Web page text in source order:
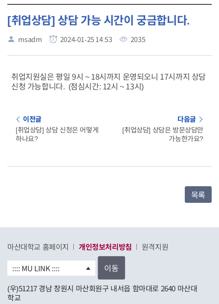
[취업상담] 상담 가능 시간이 궁금합니다.
msadm 2024-01-25 14:53 2035
취업지원실은 평일 9시 ~ 18시까지 운영되오니 17시까지 상담
신청 가능합니다. (점심시간: 12시 ~ 13시)
이전글
[취업상담] 상담 신청은 어떻게
하나요?
다음글
[취업상담] 상담은 방문상담만
가능한가요?
목록
마산대학교 홈페이지 개인정보처리방침 원격지원
이동
(우)51217 경남 창원시 마산회원구 내서읍 함마대로 2640 마산대
학교